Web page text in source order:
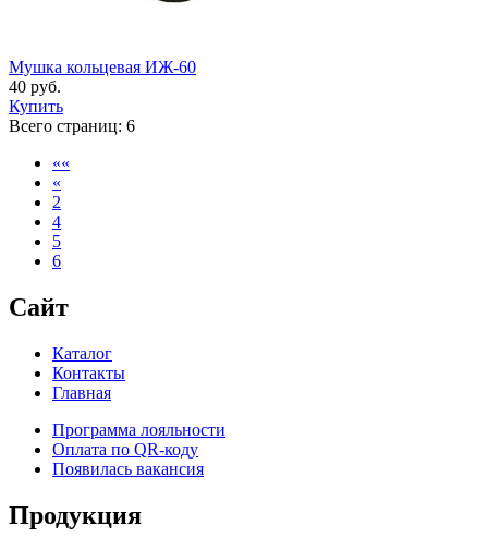
Мушка кольцевая ИЖ-60
40 руб.
Купить
Всего страниц: 6
««
«
2
4
5
6
Сайт
Каталог
Контакты
Главная
Программа лояльности
Оплата по QR-коду
Появилась вакансия
Продукция